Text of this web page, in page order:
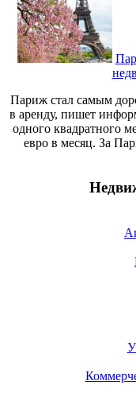
Париж стал самым
в аренду, пишет
одного квадратного
евро в месяц. За